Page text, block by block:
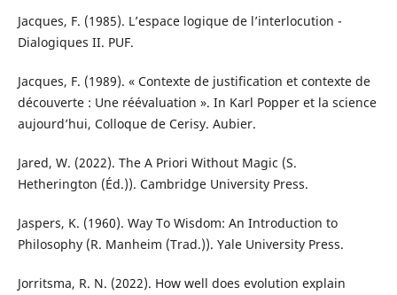
Jacques, F. (1985). L’espace logique de l’interlocution -
Dialogiques II. PUF.
Jacques, F. (1989). « Contexte de justification et contexte de
découverte : Une réévaluation ». In Karl Popper et la science
aujourd’hui, Colloque de Cerisy. Aubier.
Jared, W. (2022). The A Priori Without Magic (S.
Hetherington (Éd.)). Cambridge University Press.
Jaspers, K. (1960). Way To Wisdom: An Introduction to
Philosophy (R. Manheim (Trad.)). Yale University Press.
Jorritsma, R. N. (2022). How well does evolution explain